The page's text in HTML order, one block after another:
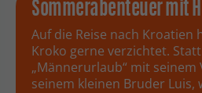
Sommerabenteuer mit
Auf die Reise nach Kroatien
Kroko gerne verzichtet.
„Männerurlaub“ mit seinem
seinem kleinen Bruder Luis,